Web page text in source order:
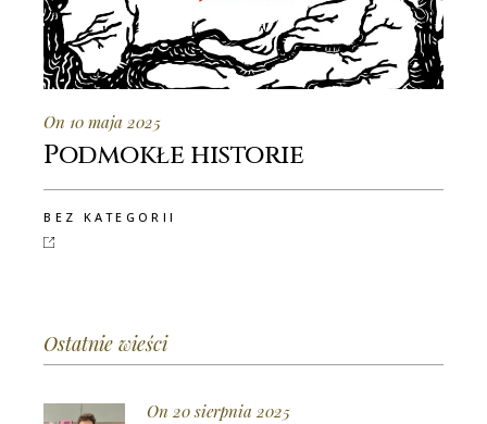
On 10 maja 2025
Podmokłe historie
BEZ KATEGORII
Ostatnie wieści
On 20 sierpnia 2025